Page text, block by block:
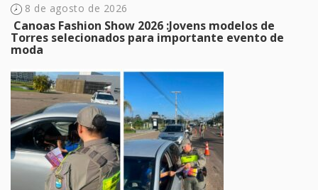
8 de agosto de 2026
​ Canoas Fashion Show 2026 :Jovens modelos de
Torres selecionados para importante evento de
moda